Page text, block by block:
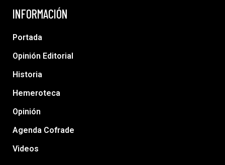
INFORMACIÓN
Portada
Opinión Editorial
Historia
Hemeroteca
Opinión
Agenda Cofrade
Videos